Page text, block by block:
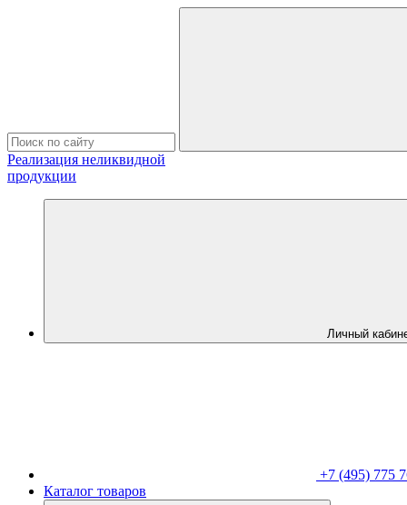
Реализация неликвидной
продукции
Личный
+7 (495) 775
Каталог товаров